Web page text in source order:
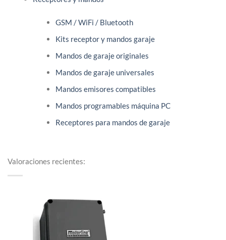
GSM / WiFi / Bluetooth
Kits receptor y mandos garaje
Mandos de garaje originales
Mandos de garaje universales
Mandos emisores compatibles
Mandos programables máquina PC
Receptores para mandos de garaje
Valoraciones recientes: